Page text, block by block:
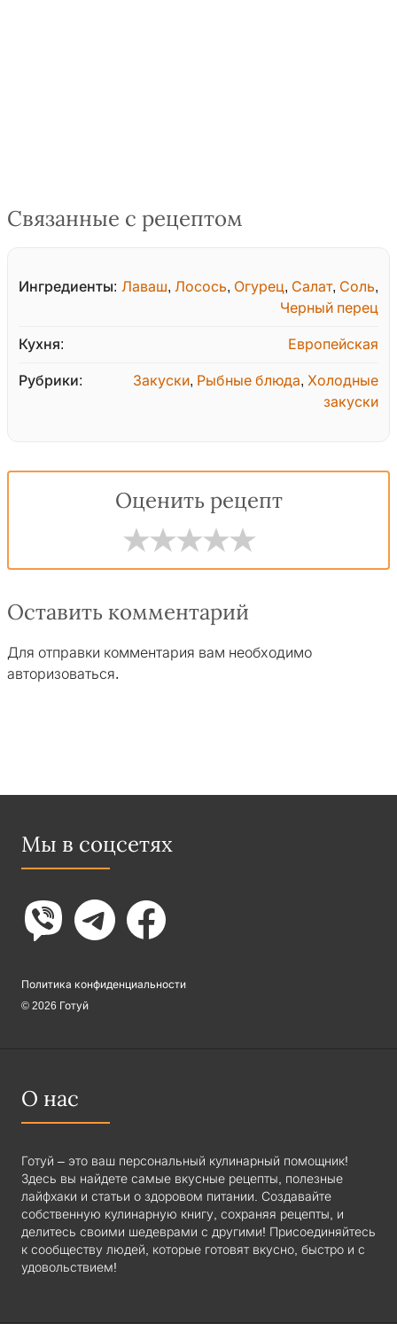
Связанные с рецептом
Ингредиенты: Лаваш, Лосось, Огурец, Салат, Соль,
Черный перец
Кухня: Европейская
Рубрики: Закуски, Рыбные блюда, Холодные
закуски
Оценить рецепт
Оставить комментарий
Для отправки комментария вам необходимо
авторизоваться.
Мы в соцсетях
Политика конфиденциальности
© 2026 Готуй
О нас
Готуй – это ваш персональный кулинарный помощник!
Здесь вы найдете самые вкусные рецепты, полезные
лайфхаки и статьи о здоровом питании. Создавайте
собственную кулинарную книгу, сохраняя рецепты, и
делитесь своими шедеврами с другими! Присоединяйтесь
к сообществу людей, которые готовят вкусно, быстро и с
удовольствием!